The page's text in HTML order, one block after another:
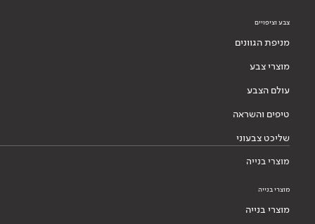
צבע וציפויים
מניפת הגוונים
מוצרי צבע
עולם הצבע
טיפים והשראה
שליכט צבעוני
מוצרי בנייה
מוצרי בנייה
מוצרי בנייה